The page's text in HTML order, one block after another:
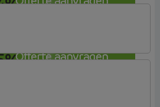
Offerte aanvragen
Korting)